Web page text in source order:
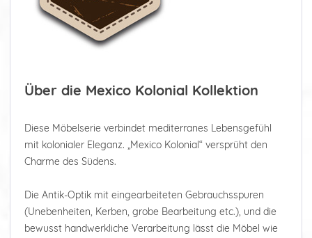
Über die Mexico Kolonial Kollektion
Diese Möbelserie verbindet mediterranes Lebensgefühl
mit kolonialer Eleganz. „Mexico Kolonial“ versprüht den
Charme des Südens.
Die Antik-Optik mit eingearbeiteten Gebrauchsspuren
(Unebenheiten, Kerben, grobe Bearbeitung etc.), und die
bewusst handwerkliche Verarbeitung lässt die Möbel wie